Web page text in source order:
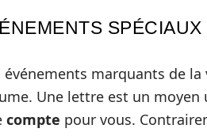
SPÉCIAUX
marquants de
Une lettre est un moyen
compte pour vous.